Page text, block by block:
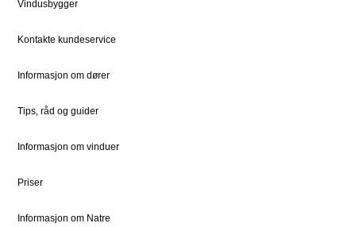
STØTTE
Kundeservice
Kontakt
Vedlikehold
FOR PROFF
Natre Express
Vindusbygger
Kontakte kundeservice
Informasjon om dører
Tips, råd og guider
Informasjon om vinduer
Priser
Informasjon om Natre